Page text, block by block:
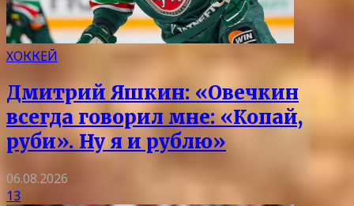
ХОККЕЙ
Дмитрий Яшкин: «Овечкин
всегда говорил мне: «Копай,
руби». Ну я и рублю»
06.08.2026
13